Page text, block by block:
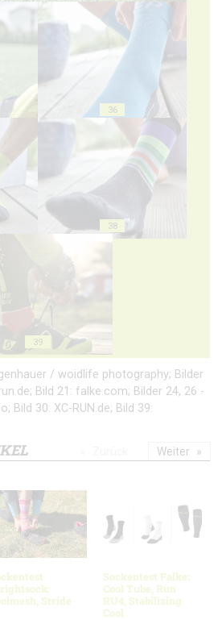
36
38
39
/ woidlife photography; Bilder
Bild 21: falke.com; Bilder 24, 26 -
Bild 30: XC-RUN.de; Bild 39:
Stride
Sockentest Falke:
Cool Tube, Run
RU4, Stabilizing
Cool
Weiter